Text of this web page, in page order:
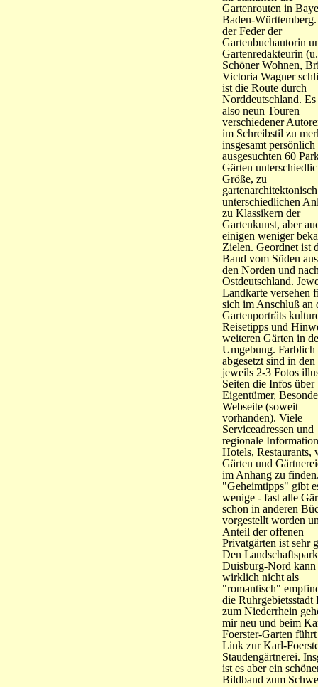
Gartenrouten in
Baden-
der Feder der
Gartenbuchautorin
Gartenredakteurin
Schöner Wohnen,
Victoria Wagner
ist die Route durch
Norddeutschland.
also neun Touren
verschiedener
im Schreibstil zu
insgesamt persönlich
ausgesuchten 60
Gärten
Größe, zu
gartenarchitektonisch
unterschiedlichen
zu Klassikern der
Gartenkunst, aber
einigen weniger
Zielen. Geordnet ist
Band vom Süden
den Norden und
Ostdeutschland.
Landkarte versehen
sich im Anschluß an
Gartenporträts
Reisetipps und
weiteren Gärten in
Umgebung. Farblich
abgesetzt sind in
jeweils 2-3 Fotos
Seiten die Infos über
Eigentümer,
Webseite (soweit
vorhanden). Viele
Serviceadressen und
regionale
Hotels, Restaurants,
Gärten und
im Anhang zu
"Geheimtipps" gibt
wenige - fast alle
schon in anderen
vorgestellt worden
Anteil der offenen
Privatgärten ist sehr
Den Landschaftspark
Duisburg-Nord
wirklich nicht als
"romantisch"
die Ruhrgebietsstadt
zum Niederrhein
mir neu und beim
Foerster-Garten
Link zur Karl-
Staudengärtnerei.
ist es aber ein
Bildband zum